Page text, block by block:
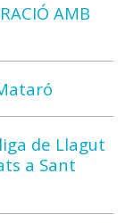
AMB
de Llagut
a Sant